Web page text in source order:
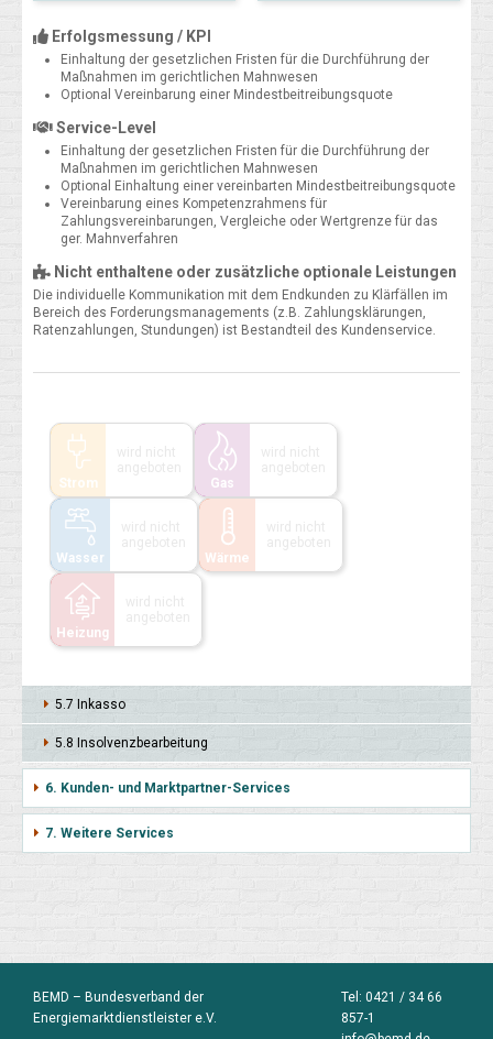
Erfolgsmessung / KPI
Einhaltung der gesetzlichen Fristen für die Durchführung der
Maßnahmen im gerichtlichen Mahnwesen
Optional Vereinbarung einer Mindestbeitreibungsquote
Service-Level
Einhaltung der gesetzlichen Fristen für die Durchführung der
Maßnahmen im gerichtlichen Mahnwesen
Optional Einhaltung einer vereinbarten Mindestbeitreibungsquote
Vereinbarung eines Kompetenzrahmens für
Zahlungsvereinbarungen, Vergleiche oder Wertgrenze für das
ger. Mahnverfahren
Nicht enthaltene oder zusätzliche optionale Leistungen
Die individuelle Kommunikation mit dem Endkunden zu Klärfällen im
Bereich des Forderungsmanagements (z.B. Zahlungsklärungen,
Ratenzahlungen, Stundungen) ist Bestandteil des Kundenservice.
Strom
Gas
Wasser
Wärme
Heizung
5.7 Inkasso
5.8 Insol­venz­bear­beitung
6. Kunden- und Marktpartner-Services
7. Weitere Services
BEMD – Bundesverband der
Energiemarktdienstleister e.V.
Tel: 0421 / 34 66
857-1